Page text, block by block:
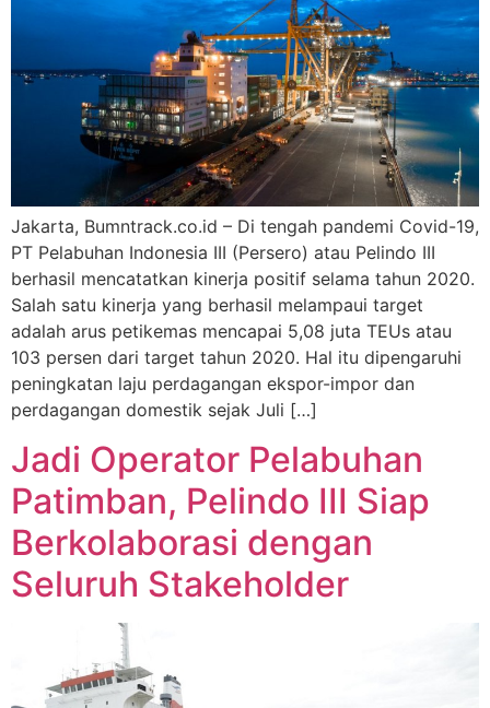
Jakarta, Bumntrack.co.id – Di tengah pandemi Covid-19,
PT Pelabuhan Indonesia III (Persero) atau Pelindo III
berhasil mencatatkan kinerja positif selama tahun 2020.
Salah satu kinerja yang berhasil melampaui target
adalah arus petikemas mencapai 5,08 juta TEUs atau
103 persen dari target tahun 2020. Hal itu dipengaruhi
peningkatan laju perdagangan ekspor-impor dan
perdagangan domestik sejak Juli […]
Jadi Operator Pelabuhan
Patimban, Pelindo III Siap
Berkolaborasi dengan
Seluruh Stakeholder